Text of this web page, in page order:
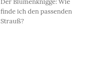
finde ich den passenden
Strauß?